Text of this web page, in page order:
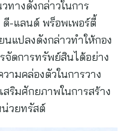
ทางดังกล่าวในการ
-แลนด์ พร็อพเพอร์ตี้
นแปลงดังกล่าวทำให้กอง
จัดการทรัพย์สินได้อย่าง
ามคล่องตัวในการวาง
ริมศักยภาพในการสร้าง
น่วยทรัสต์